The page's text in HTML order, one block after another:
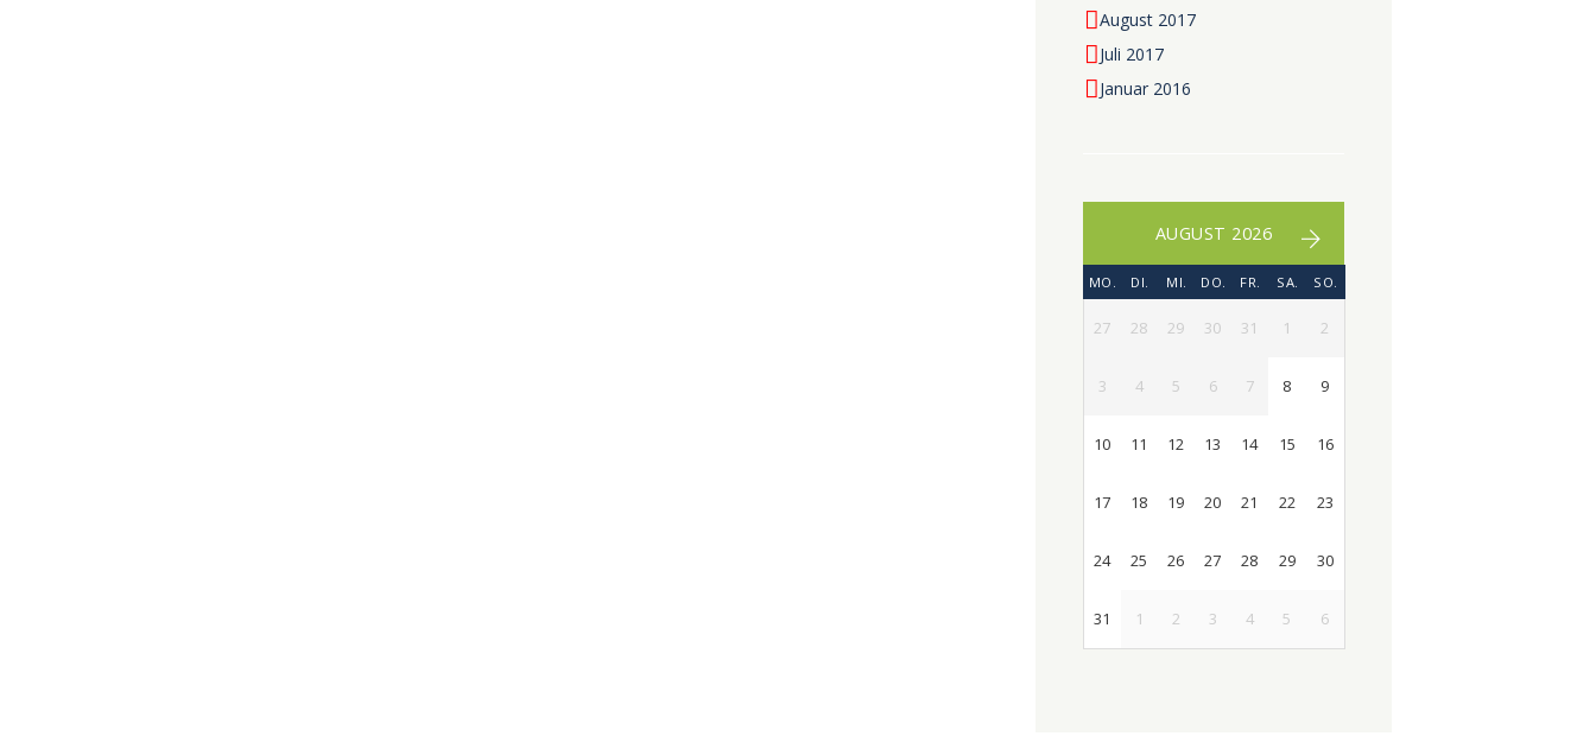
August 2017
Juli 2017
Januar 2016
AUGUST 2026
MO. DI. MI. DO. FR. SA. SO.
27 28 29 30 31 1 2
3 4 5 6 7 8 9
10 11 12 13 14 15 16
17 18 19 20 21 22 23
24 25 26 27 28 29 30
31 1 2 3 4 5 6